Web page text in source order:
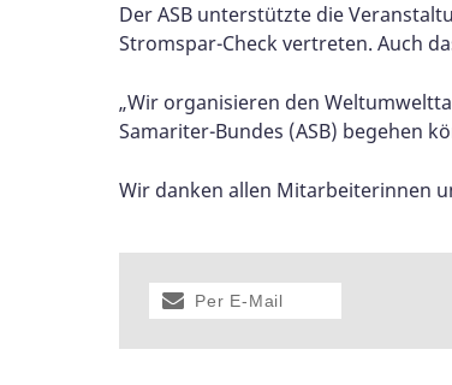
Der ASB unterstützte die
Stromspar-Check vertreten. Auch
„Wir organisieren den
Samariter-Bundes (ASB) begehen
Wir danken allen Mitarbeiterinnen
Per E-Mail